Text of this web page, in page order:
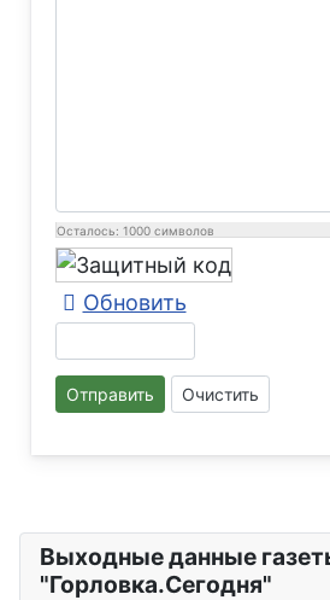
Осталось: 1000 символов
Обновить
Отправить Очистить
Выходные данные
"Горловка.Сегодня"